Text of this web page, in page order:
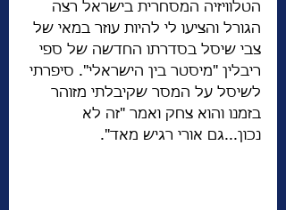
הטלוויזיה המסחרית בישראל רצה
הגורל והציעו לי להיות עוזר במאי של
צבי שיסל בסדרתו החדשה של ספי
ריבלין "מיסטר בין הישראלי". סיפרתי
לשיסל על המסר שקיבלתי מזוהר
בזמנו והוא צחק ואמר "זה לא
נכון...גם אורי רגיש מאד".